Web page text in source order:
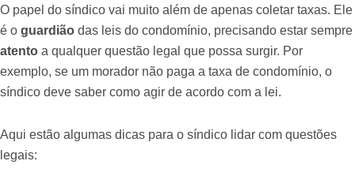
O papel do síndico vai muito além de apenas coletar taxas. Ele
é o guardião das leis do condomínio, precisando estar sempre
atento a qualquer questão legal que possa surgir. Por
exemplo, se um morador não paga a taxa de condomínio, o
síndico deve saber como agir de acordo com a lei.
Aqui estão algumas dicas para o síndico lidar com questões
legais: